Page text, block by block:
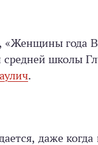
«Женщины года
школы
.
даже когда